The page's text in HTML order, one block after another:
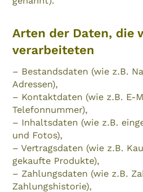
Arten der Daten, die
verarbeiteten
– Bestandsdaten (wie z.B.
Adressen),
– Kontaktdaten (wie z.B. E-
Telefonnummer),
– Inhaltsdaten (wie z.B.
und Fotos),
– Vertragsdaten (wie z.B.
gekaufte Produkte),
– Zahlungsdaten (wie z.B.
Zahlungshistorie),